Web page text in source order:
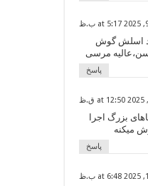
اسلش گوش
مرسی
پاسخ
بزرگ اجرا
میکنه
پاسخ